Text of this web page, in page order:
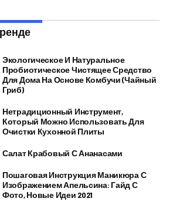
Экологическое И Натуральное
Пробиотическое Чистящее Средство
Для Дома На Основе Комбучи (чайный
Гриб)
Нетрадиционный Инструмент,
Который Можно Использовать Для
Очистки Кухонной Плиты
Салат Крабовый С Ананасами
Пошаговая Инструкция Маникюра С
Изображением Апельсина: Гайд С
Фото, Новые Идеи 2021